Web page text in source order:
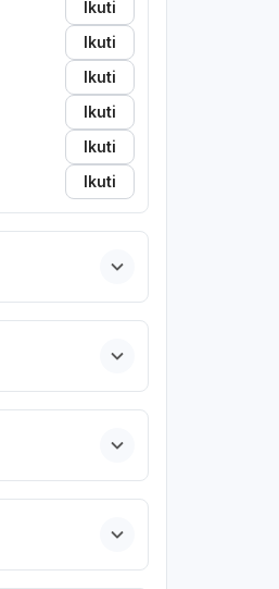
Ikuti
Ikuti
Ikuti
Ikuti
Ikuti
Ikuti